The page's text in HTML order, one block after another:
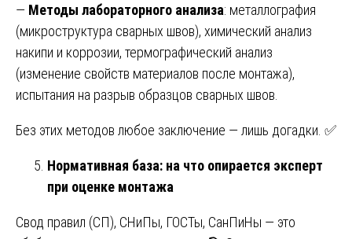
— Методы лабораторного анализа: металлография
(микроструктура сварных швов), химический анализ
накипи и коррозии, термографический анализ
(изменение свойств материалов после монтажа),
испытания на разрыв образцов сварных швов.
Без этих методов любое заключение — лишь догадки. ✅
Нормативная база: на что опирается эксперт
при оценке монтажа
Свод правил (СП), СНиПы, ГОСТы, СанПиНы — это